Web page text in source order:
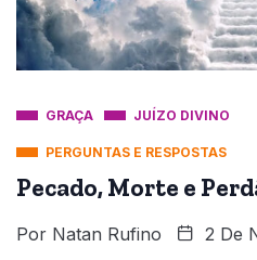
GRAÇA JUÍZO DIVINO
PERGUNTAS E RESPOSTAS
Pecado, Morte e
Por Natan Rufino 2 De